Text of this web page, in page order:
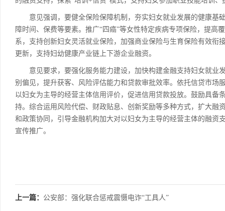
意见强调，要健全保险保障机制，夯实妇女就业发展的健康基
障时间、保费等要素。推广“四癌”等女性特定疾病专项保险，提
系，支持创新妇女灵活就业保险，加强商业保险与生育保险有效
更新，支持妇幼健康产业链上下游企业融资。
意见要求，要强化服务能力建设，加快构建金融支持妇女就业
别偏见，提升获客、风险评估能力和贷款审批效率。依托信贷市场
以妇女为主导的经营主体信用评价，促进信用贷款投放。鼓励具
持。综合运用风险代偿、财政贴息、创新奖励等多种方式，扩大融
和政策协同，引导金融机构加大对以妇女为主导的经营主体的融资
宣传推广。
上一篇： 公安部：强化联合惩戒震慑电诈“工具人”